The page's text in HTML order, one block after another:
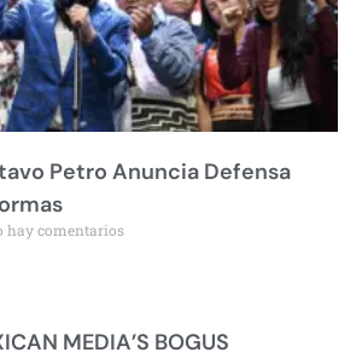
Petro Anuncia Defensa
hay comentarios
MEDIA’S BOGUS